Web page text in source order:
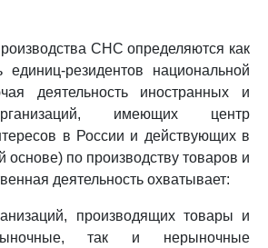
СНС определяются как
единиц-резидентов национальной
деятельность иностранных и
имеющих центр
в России и действующих в
основе) по производству товаров и
деятельность охватывает:
производящих товары и
так и нерыночные